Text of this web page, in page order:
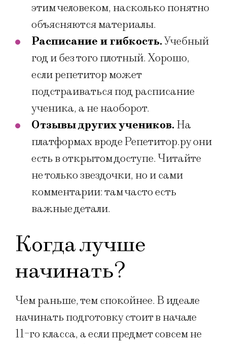
этим человеком, насколько понятно
объясняются материалы.
Расписание и гибкость.Учебный
год и без того плотный. Хорошо,
если репетитор может
подстраиваться под расписание
ученика, а не наоборот.
Отзывы других учеников.На
платформах вроде Репетитор.ру они
есть в открытом доступе. Читайте
не только звездочки, но и сами
комментарии: там часто есть
важные детали.
Когда лучше
начинать?
Чем раньше, тем спокойнее. В идеале
начинать подготовку стоит в начале
11-го класса, а если предмет совсем не